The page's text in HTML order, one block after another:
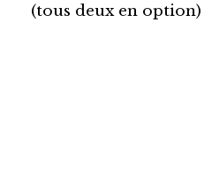
(tous deux en option)